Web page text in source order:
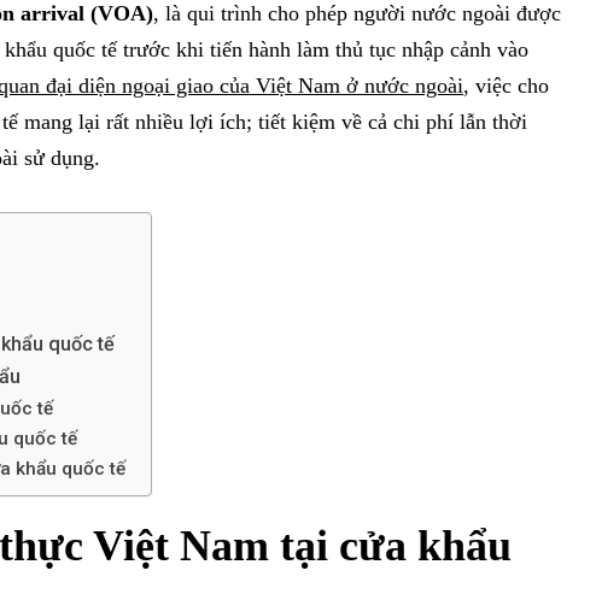
arrival (VOA), là qui trình cho phép người nước ngoài được
quốc tế trước khi tiến hành làm thủ tục nhập cảnh vào
đại diện ngoại giao của Việt Nam ở nước ngoài, việc cho
mang lại rất nhiều lợi ích; tiết kiệm về cả chi phí lẫn thời
sử dụng.
quốc tế
tế
quốc tế
khẩu quốc tế
Việt Nam tại cửa khẩu
Việt Nam ở
Á